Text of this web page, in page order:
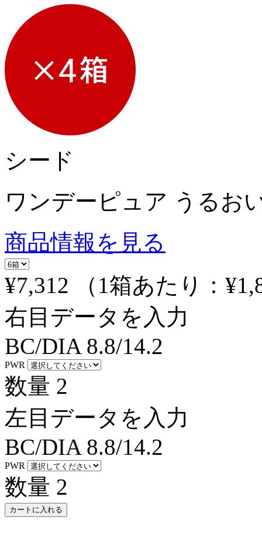
シード
ワンデーピュア うるお
商品情報を見る
¥7,312
（1箱あたり：
右目データを入力
BC/DIA 8.8/14.2
PWR
数量 2
左目データを入力
BC/DIA 8.8/14.2
PWR
数量 2
カートに入れる